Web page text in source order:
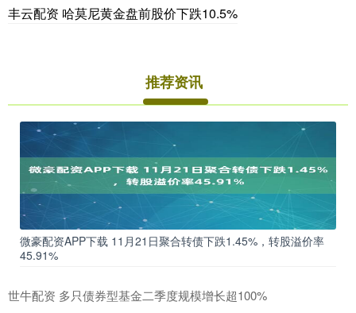
丰云配资 哈莫尼黄金盘前股价下跌10.5%
推荐资讯
微豪配资APP下载 11月21日聚合转债下跌1.45%，转股溢价率
45.91%
世牛配资 多只债券型基金二季度规模增长超100%